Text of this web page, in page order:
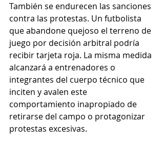
También se endurecen las sanciones
contra las protestas. Un futbolista
que abandone quejoso el terreno de
juego por decisión arbitral podría
recibir tarjeta roja. La misma medida
alcanzará a entrenadores o
integrantes del cuerpo técnico que
inciten y avalen este
comportamiento inapropiado de
retirarse del campo o protagonizar
protestas excesivas.